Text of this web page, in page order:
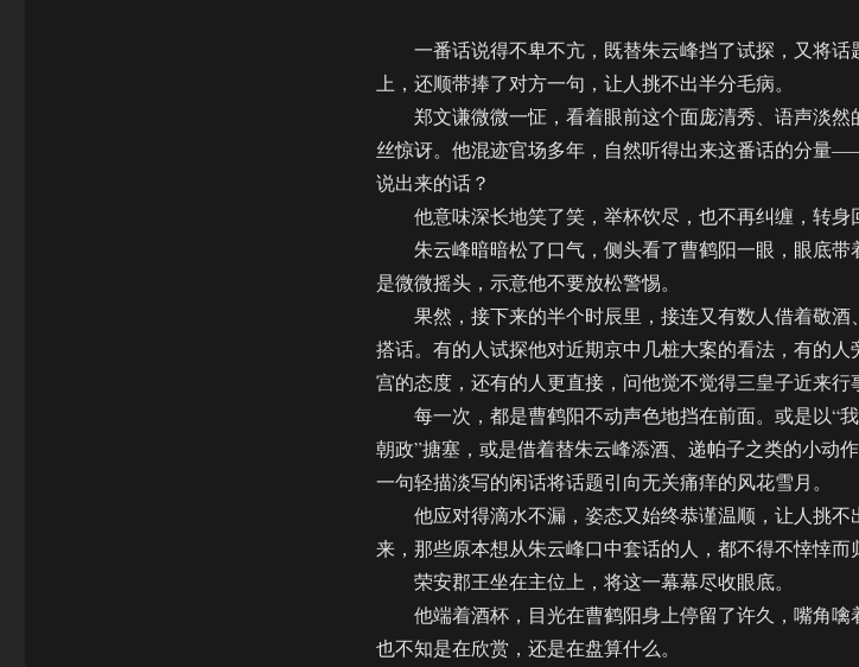
一番话说得不卑不亢，既替朱云峰挡了试探，又将话
上，还顺带捧了对方一句，让人挑不出半分毛病。
郑文谦微微一怔，看着眼前这个面庞清秀、语声淡然
丝惊讶。他混迹官场多年，自然听得出来这番话的分量
说出来的话？
他意味深长地笑了笑，举杯饮尽，也不再纠缠，转身
朱云峰暗暗松了口气，侧头看了曹鹤阳一眼，眼底带
是微微摇头，示意他不要放松警惕。
果然，接下来的半个时辰里，接连又有数人借着敬酒
搭话。有的人试探他对近期京中几桩大案的看法，有的
宫的态度，还有的人更直接，问他觉不觉得三皇子近来行
每一次，都是曹鹤阳不动声色地挡在前面。或是以“
朝政”搪塞，或是借着替朱云峰添酒、递帕子之类的小动
一句轻描淡写的闲话将话题引向无关痛痒的风花雪月。
他应对得滴水不漏，姿态又始终恭谨温顺，让人挑不
来，那些原本想从朱云峰口中套话的人，都不得不悻悻而
荣安郡王坐在主位上，将这一幕幕尽收眼底。
他端着酒杯，目光在曹鹤阳身上停留了许久，嘴角噙
也不知是在欣赏，还是在盘算什么。